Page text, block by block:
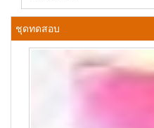
ชุดทดสอบ